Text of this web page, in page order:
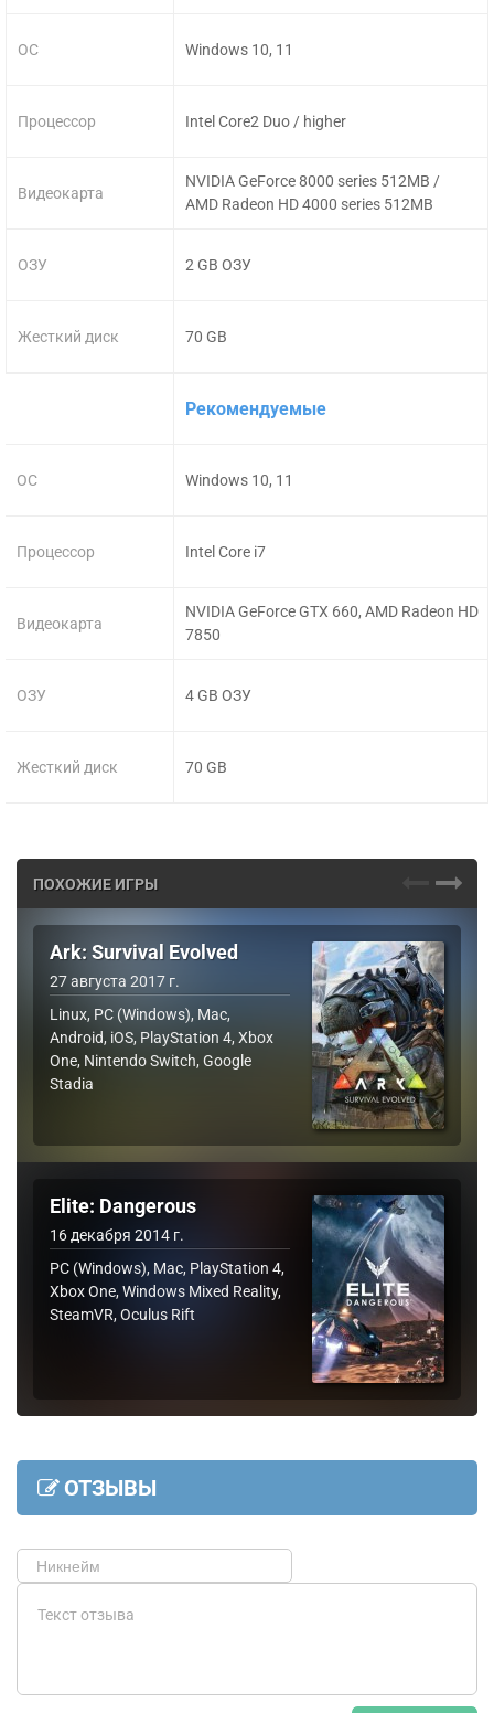
ОС
Процессор
Видеокарта
ОЗУ
Жесткий диск
Windows 10, 11
Intel Core2 Duo / higher
NVIDIA GeForce 8000 series 512MB /
AMD Radeon HD 4000 series 512MB
2 GB ОЗУ
70 GB
ОС
Процессор
Видеокарта
ОЗУ
Жесткий диск
Рекомендуемые
Windows 10, 11
Intel Core i7
NVIDIA GeForce GTX 660, AMD Radeon HD
7850
4 GB ОЗУ
70 GB
ПОХОЖИЕ ИГРЫ
Ark: Survival Evolved
27 августа 2017 г.
Linux, PC (Windows), Mac,
Android, iOS, PlayStation 4, Xbox
One, Nintendo Switch, Google
Stadia
Elite: Dangerous
16 декабря 2014 г.
PC (Windows), Mac, PlayStation 4,
Xbox One, Windows Mixed Reality,
SteamVR, Oculus Rift
ОТЗЫВЫ